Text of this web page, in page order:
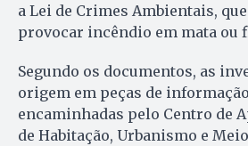
a Lei de Crimes Ambientais,
provocar incêndio em mata ou
Segundo os documentos, as
origem em peças de
encaminhadas pelo Centro de
de Habitação, Urbanismo e